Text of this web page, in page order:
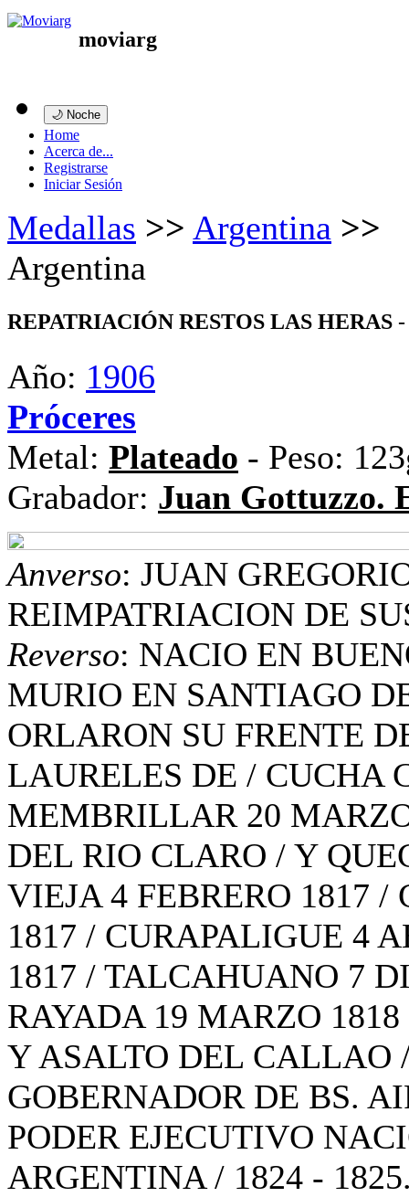
moviarg
🌙 Noche
Home
Acerca de...
Registrarse
Iniciar Sesión
Medallas >> Argentina >>
Argentina
REPATRIACIÓN RESTOS LAS HERAS
Año: 1906
Próceres
Metal: Plateado - Peso:
Grabador: Juan Gottuzzo.
Anverso: JUAN
REIMPATRIACION DE
Reverso: NACIO EN
MURIO EN SANTIAGO
ORLARON SU FRENTE
LAURELES DE / CUCHA
MEMBRILLAR 20
DEL RIO CLARO / Y
VIEJA 4 FEBRERO 1817 /
1817 / CURAPALIGUE 4
1817 / TALCAHUANO 7
RAYADA 19 MARZO
Y ASALTO DEL CALLAO
GOBERNADOR DE BS.
PODER EJECUTIVO
ARGENTINA / 1824 -